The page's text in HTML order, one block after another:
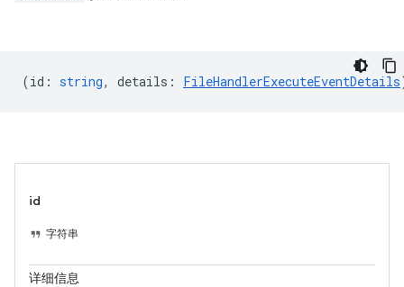
(id : string, details : FileHandlerExecuteEventDetails
id
字符串
详细信息